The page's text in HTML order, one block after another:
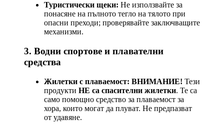
Туристически щеки: Не използвайте за
понасяне на пълното тегло на тялото при
опасни преходи; проверявайте заключващите
механизми.
3. Водни спортове и плавателни
средства
Жилетки с плаваемост: ВНИМАНИЕ! Тези
продукти НЕ са спасителни жилетки. Те са
само помощно средство за плаваемост за
хора, които могат да плуват. Не предпазват
от удавяне.